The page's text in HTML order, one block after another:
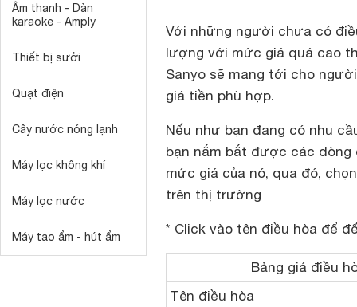
Âm thanh - Dàn
karaoke - Amply
Thiết bị sưởi
Quạt điện
Cây nước nóng lạnh
Máy lọc không khí
Máy lọc nước
Máy tạo ẩm - hút ẩm
Với những người chưa có
lượng với mức giá quá cao
Sanyo sẽ mang tới cho
giá tiền phù hợp.
Nếu như bạn đang có nhu
bạn nắm bắt được các
mức giá của nó, qua đó,
trên thị trường
* Click vào tên điều hòa để
Bảng giá điều
Tên điều hòa